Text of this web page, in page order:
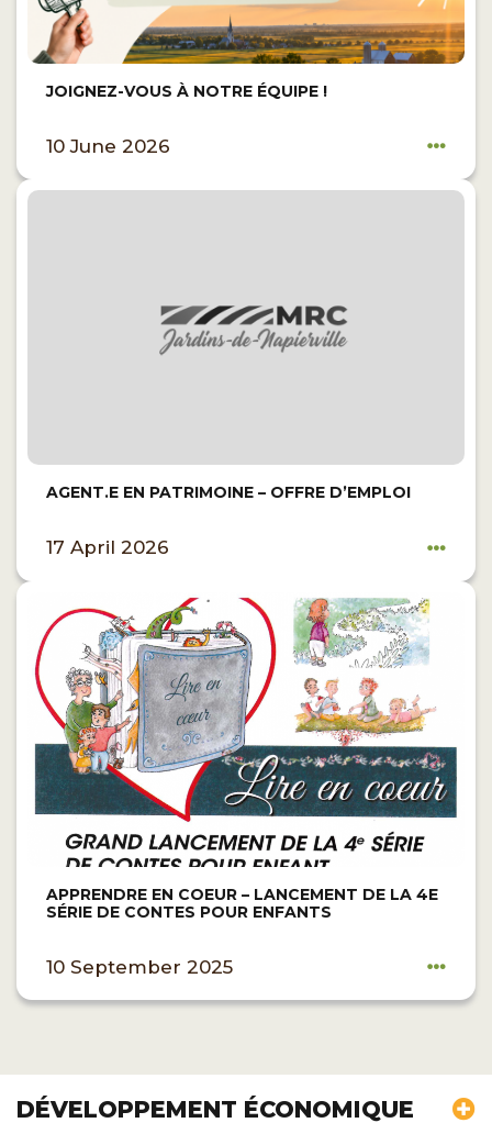
JOIGNEZ-VOUS À NOTRE ÉQUIPE !
10 June 2026
AGENT.E EN PATRIMOINE – OFFRE D’EMPLOI
17 April 2026
APPRENDRE EN COEUR – LANCEMENT DE LA 4E
SÉRIE DE CONTES POUR ENFANTS
10 September 2025
DÉVELOPPEMENT ÉCONOMIQUE